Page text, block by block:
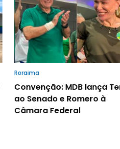
Roraima
Convenção: MDB lança
ao Senado e Romero à
Câmara Federal